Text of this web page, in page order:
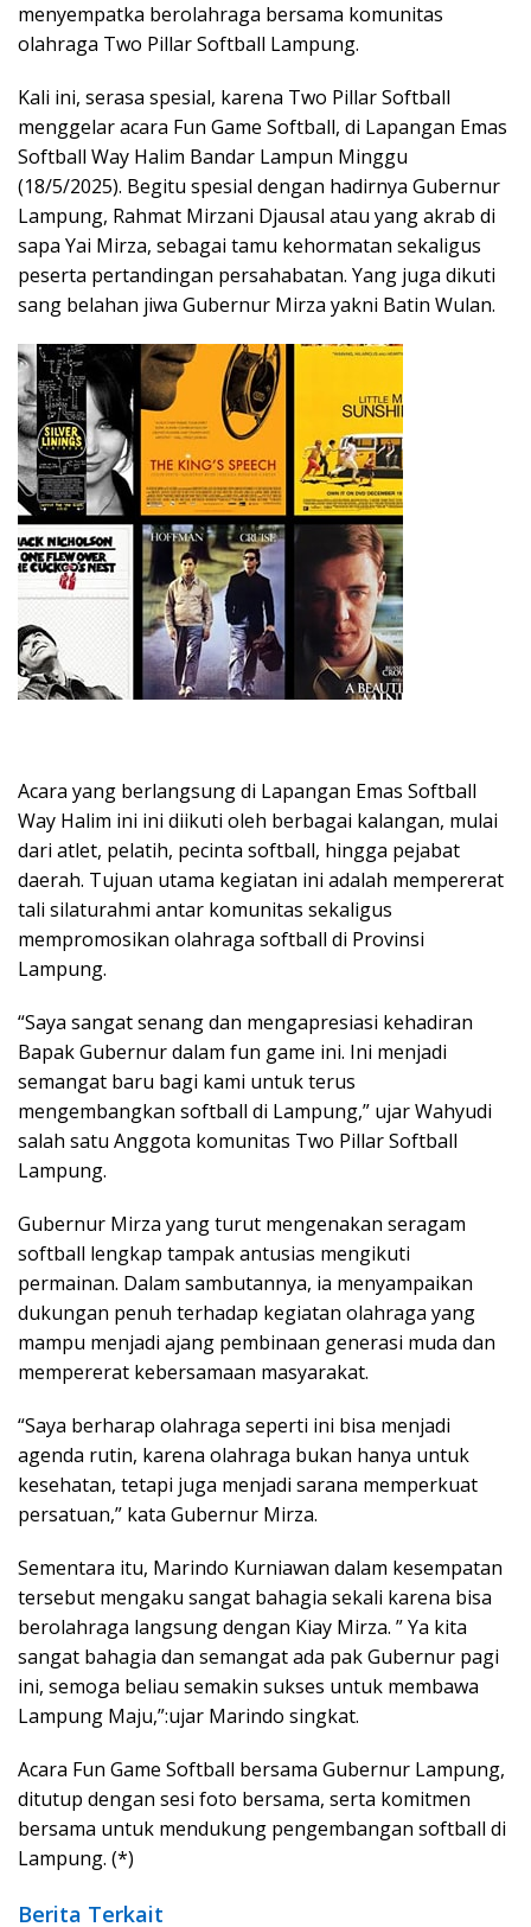
menyempatka berolahraga bersama komunitas
olahraga Two Pillar Softball Lampung.
Kali ini, serasa spesial, karena Two Pillar Softball
menggelar acara Fun Game Softball, di Lapangan Emas
Softball Way Halim Bandar Lampun Minggu
(18/5/2025). Begitu spesial dengan hadirnya Gubernur
Lampung, Rahmat Mirzani Djausal atau yang akrab di
sapa Yai Mirza, sebagai tamu kehormatan sekaligus
peserta pertandingan persahabatan. Yang juga dikuti
sang belahan jiwa Gubernur Mirza yakni Batin Wulan.
Acara yang berlangsung di Lapangan Emas Softball
Way Halim ini ini diikuti oleh berbagai kalangan, mulai
dari atlet, pelatih, pecinta softball, hingga pejabat
daerah. Tujuan utama kegiatan ini adalah mempererat
tali silaturahmi antar komunitas sekaligus
mempromosikan olahraga softball di Provinsi
Lampung.
“Saya sangat senang dan mengapresiasi kehadiran
Bapak Gubernur dalam fun game ini. Ini menjadi
semangat baru bagi kami untuk terus
mengembangkan softball di Lampung,” ujar Wahyudi
salah satu Anggota komunitas Two Pillar Softball
Lampung.
Gubernur Mirza yang turut mengenakan seragam
softball lengkap tampak antusias mengikuti
permainan. Dalam sambutannya, ia menyampaikan
dukungan penuh terhadap kegiatan olahraga yang
mampu menjadi ajang pembinaan generasi muda dan
mempererat kebersamaan masyarakat.
“Saya berharap olahraga seperti ini bisa menjadi
agenda rutin, karena olahraga bukan hanya untuk
kesehatan, tetapi juga menjadi sarana memperkuat
persatuan,” kata Gubernur Mirza.
Sementara itu, Marindo Kurniawan dalam kesempatan
tersebut mengaku sangat bahagia sekali karena bisa
berolahraga langsung dengan Kiay Mirza. ” Ya kita
sangat bahagia dan semangat ada pak Gubernur pagi
ini, semoga beliau semakin sukses untuk membawa
Lampung Maju,”:ujar Marindo singkat.
Acara Fun Game Softball bersama Gubernur Lampung,
ditutup dengan sesi foto bersama, serta komitmen
bersama untuk mendukung pengembangan softball di
Lampung. (*)
Berita Terkait